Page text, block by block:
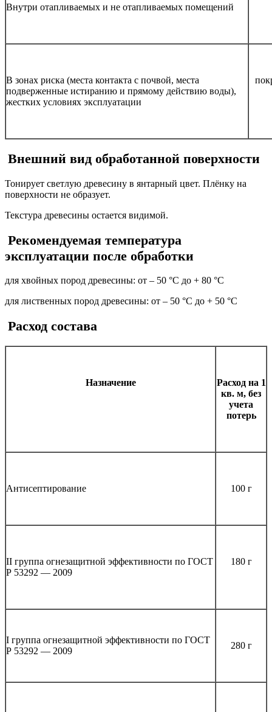
Внутри отапливаемых и не отапливаемых помещений
В зонах риска (места контакта с почвой, места
подверженные истиранию и прямому действию воды),
жестких условиях эксплуатации
Внешний вид обработанной поверхности
Тонирует светлую древесину в янтарный цвет. Плёнку на
поверхности не образует.
Текстура древесины остается видимой.
Рекомендуемая температура
эксплуатации после обработки
для хвойных пород древесины: от – 50 °С до + 80 °С
для лиственных пород древесины: от – 50 °С до + 50 °С
Расход состава
Назначение
Расход на 1
кв. м, без
учета
потерь
Антисептирование 100 г
II группа огнезащитной эффективности по ГОСТ
Р 53292 — 2009
180 г
I группа огнезащитной эффективности по ГОСТ
Р 53292 — 2009
280 г